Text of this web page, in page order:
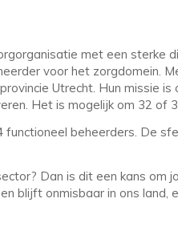
met een sterke
voor het zorgdomein.
Utrecht. Hun missie
Het is mogelijk om 32 of
beheerders. De
Dan is dit een kans
blijft onmisbaar in ons